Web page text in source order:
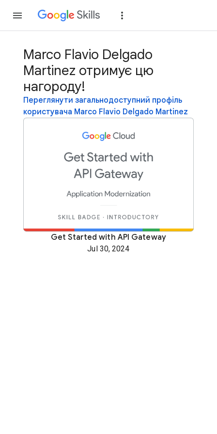
Marco Flavio Delgado
Martinez отримує цю
нагороду!
Переглянути загальнодоступний профіль
користувача Marco Flavio Delgado Martinez